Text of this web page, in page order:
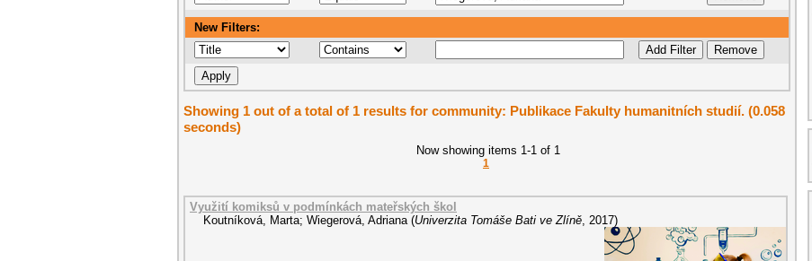
New Filters:
Showing 1 out of a total of 1 results for community: Publikace Fakulty humanitních studií. (0.058
seconds)
Now showing items 1-1 of 1
1
Využití komiksů v podmínkách mateřských škol
Koutníková, Marta; Wiegerová, Adriana (Univerzita Tomáše Bati ve Zlíně 2017)